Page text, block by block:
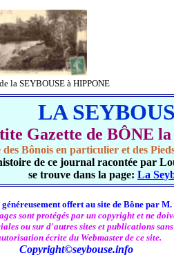
la SEYBOUSE à HIPPONE
LA
Gazette de BÔNE
des Bônois en particulier et des
de ce journal racontée par
se trouve dans la page: La
généreusement offert au site de Bône par
sont protégés par un copyright et ne
ou sur d'autres sites et publications
écrite du Webmaster de ce site.
Copyright©seybouse.info